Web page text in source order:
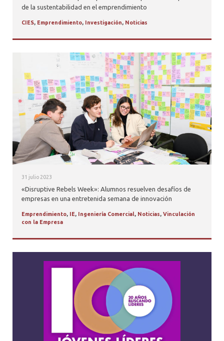
de la sustentabilidad en el emprendimiento
CIES, Emprendimiento, Investigación, Noticias
31 julio 2023
«Disruptive Rebels Week»: Alumnos resuelven desafíos de
empresas en una entretenida semana de innovación
Emprendimiento, IE, Ingeniería Comercial, Noticias, Vinculación
con la Empresa